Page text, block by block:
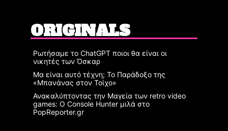
ORIGINALS
Ρωτήσαμε το ChatGPT ποιοι θα είναι οι
νικητές των Όσκαρ
Μα είναι αυτό τέχνη; Το Παράδοξο της
«Μπανάνας στον Τοίχο»
Ανακαλύπτοντας την Μαγεία των retro video
games: Ο Console Hunter μιλά στο
PopReporter.gr